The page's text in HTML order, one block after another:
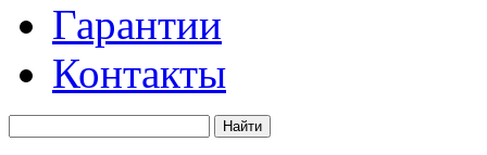
Гарантии
Контакты